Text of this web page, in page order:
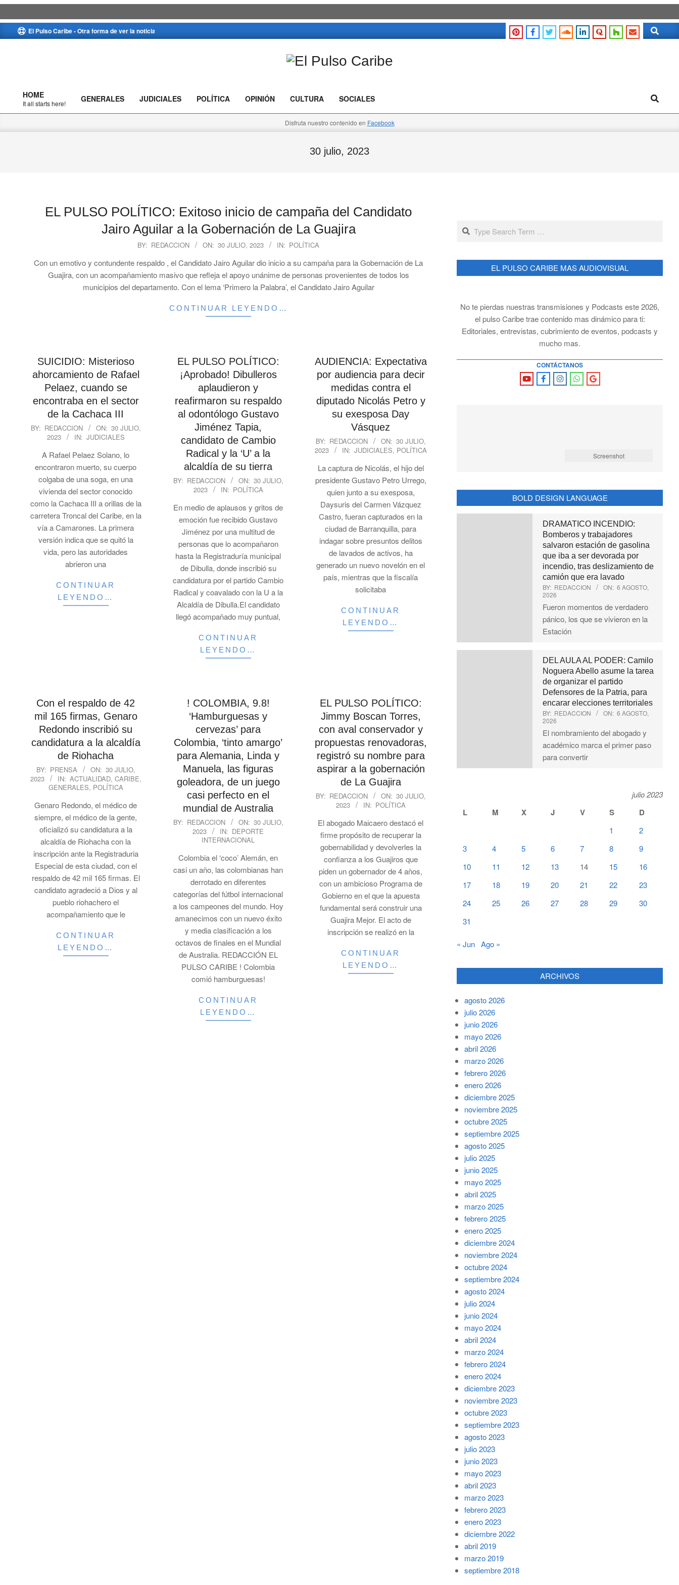
to
El Pulso Caribe - Otra forma de ver la noticia Search
Caribe
Primary
Navigation
HOME
It all starts here! GENERALES JUDICIALES POLÍTICA OPINIÓN CULTURA SOCIALES Search
Disfruta nuestro contenido en Facebook
30 julio, 2023
EL PULSO POLÍTICO: Exitoso inicio de campaña del Candidato
Jairo Aguilar a la Gobernación de La Guajira
30
BY: REDACCION ON: 30 JULIO, 2023 IN: POLÍTICA
Con un emotivo y contundente respaldo , el Candidato Jairo Aguilar dio inicio a su campaña para la Gobernación de La
Guajira, con un acompañamiento masivo que refleja el apoyo unánime de personas provenientes de todos los
municipios del departamento. Con el lema ‘Primero la Palabra’, el Candidato Jairo Aguilar
CONTINUAR LEYENDO…
SUICIDIO: Misterioso
ahorcamiento de Rafael
Pelaez, cuando se
encontraba en el sector
de la Cachaca III
2023-
BY: REDACCION ON: 30 JULIO,
2023
IN: JUDICIALES
A Rafael Pelaez Solano, lo
encontraron muerto, su cuerpo
colgaba de una soga, en una
vivienda del sector conocido
como la Cachaca III a orillas de la
carretera Troncal del Caribe, en la
vía a Camarones. La primera
versión indica que se quitó la
vida, pero las autoridades
abrieron una
CONTINUAR
LEYENDO…
EL PULSO POLÍTICO:
¡Aprobado! Dibulleros
aplaudieron y
reafirmaron su respaldo
al odontólogo Gustavo
Jiménez Tapia,
candidato de Cambio
Radical y la ‘U’ a la
alcaldía de su tierra
2023-
30
BY: REDACCION ON: 30 JULIO,
2023
IN: POLÍTICA
En medio de aplausos y gritos de
emoción fue recibido Gustavo
Jiménez por una multitud de
personas que lo acompañaron
hasta la Registraduría municipal
de Dibulla, donde inscribió su
candidatura por el partido Cambio
Radical y coavalado con la U a la
Alcaldía de Dibulla.El candidato
llegó acompañado muy puntual,
CONTINUAR
LEYENDO…
AUDIENCIA: Expectativa
por audiencia para decir
medidas contra el
diputado Nicolás Petro y
su exesposa Day
Vásquez
2023-
07-
30
BY: REDACCION ON: 30 JULIO,
2023
IN: JUDICIALES, POLÍTICA
La captura de Nicolás, el hijo del
presidente Gustavo Petro Urrego,
quien junto a su exesposa,
Daysuris del Carmen Vázquez
Castro, fueran capturados en la
ciudad de Barranquilla, para
indagar sobre presuntos delitos
de lavados de activos, ha
generado un nuevo novelón en el
país, mientras que la fiscalía
solicitaba
CONTINUAR
LEYENDO…
Con el respaldo de 42
mil 165 firmas, Genaro
Redondo inscribió su
candidatura a la alcaldía
de Riohacha
2023-
07-
BY: PRENSA ON: 30 JULIO,
2023
IN: ACTUALIDAD, CARIBE,
GENERALES, POLÍTICA
Genaro Redondo, el médico de
siempre, el médico de la gente,
oficializó su candidatura a la
alcaldía de Riohacha con la
inscripción ante la Registraduria
Especial de esta ciudad, con el
respaldo de 42 mil 165 firmas. El
candidato agradeció a Dios y al
pueblo riohachero el
acompañamiento que le
CONTINUAR
LEYENDO…
! COLOMBIA, 9.8!
‘Hamburguesas y
cervezas’ para
Colombia, ‘tinto amargo’
para Alemania, Linda y
Manuela, las figuras
goleadora, de un juego
casi perfecto en el
mundial de Australia
2023-
BY: REDACCION ON: 30 JULIO,
2023
IN: DEPORTE
INTERNACIONAL
Colombia el ‘coco’ Alemán, en
casi un año, las colombianas han
derrotado en diferentes
categorías del fútbol internacional
a los campeones del mundo. Hoy
amanecimos con un nuevo éxito
y media clasificación a los
octavos de finales en el Mundial
de Australia. REDACCIÓN EL
PULSO CARIBE ! Colombia
comió hamburguesas!
CONTINUAR
LEYENDO…
EL PULSO POLÍTICO:
Jimmy Boscan Torres,
con aval conservador y
propuestas renovadoras,
registró su nombre para
aspirar a la gobernación
de La Guajira
2023-
30
BY: REDACCION ON: 30 JULIO,
2023
IN: POLÍTICA
El abogado Maicaero destacó el
firme propósito de recuperar la
gobernabilidad y devolverles la
confianza a los Guajiros que
piden un gobernador de 4 años,
con un ambicioso Programa de
Gobierno en el que la apuesta
fundamental será construir una
Guajira Mejor. El acto de
inscripción se realizó en la
CONTINUAR
LEYENDO…
Search
EL PULSO CARIBE MAS AUDIOVISUAL
No te pierdas nuestras transmisiones y Podcasts este 2026,
el pulso Caribe trae contenido mas dinámico para ti:
Editoriales, entrevistas, cubrimiento de eventos, podcasts y
mucho mas.
CONTÁCTANOS
Screenshot
BOLD DESIGN LANGUAGE
DRAMATICO INCENDIO:
Bomberos y trabajadores
salvaron estación de gasolina
que iba a ser devorada por
incendio, tras deslizamiento de
camión que era lavado
BY: REDACCION ON: 6 AGOSTO,
2026
Fueron momentos de verdadero
pánico, los que se vivieron en la
Estación
DEL AULA AL PODER: Camilo
Noguera Abello asume la tarea
de organizar el partido
Defensores de la Patria, para
encarar elecciones territoriales
BY: REDACCION ON: 6 AGOSTO,
2026
El nombramiento del abogado y
académico marca el primer paso
para convertir
julio 2023
L M X J V S D
1
2
3
4 5 6 7 8
9
10
11 12 13 14 15
16
17
18 19 20 21 22
23
24
25 26 27 28 29
30
31
« Jun Ago »
ARCHIVOS
agosto 2026
julio 2026
junio 2026
mayo 2026
abril 2026
marzo 2026
febrero 2026
enero 2026
diciembre 2025
noviembre 2025
octubre 2025
septiembre 2025
agosto 2025
julio 2025
junio 2025
mayo 2025
abril 2025
marzo 2025
febrero 2025
enero 2025
diciembre 2024
noviembre 2024
octubre 2024
septiembre 2024
agosto 2024
julio 2024
junio 2024
mayo 2024
abril 2024
marzo 2024
febrero 2024
enero 2024
diciembre 2023
noviembre 2023
octubre 2023
septiembre 2023
agosto 2023
julio 2023
junio 2023
mayo 2023
abril 2023
marzo 2023
febrero 2023
enero 2023
diciembre 2022
abril 2019
marzo 2019
septiembre 2018